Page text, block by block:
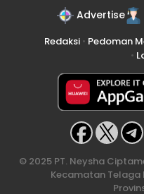
Advertise
Redaksi• Pedoman
•
© 2025 PT. Neysha
Kecamatan Telaga